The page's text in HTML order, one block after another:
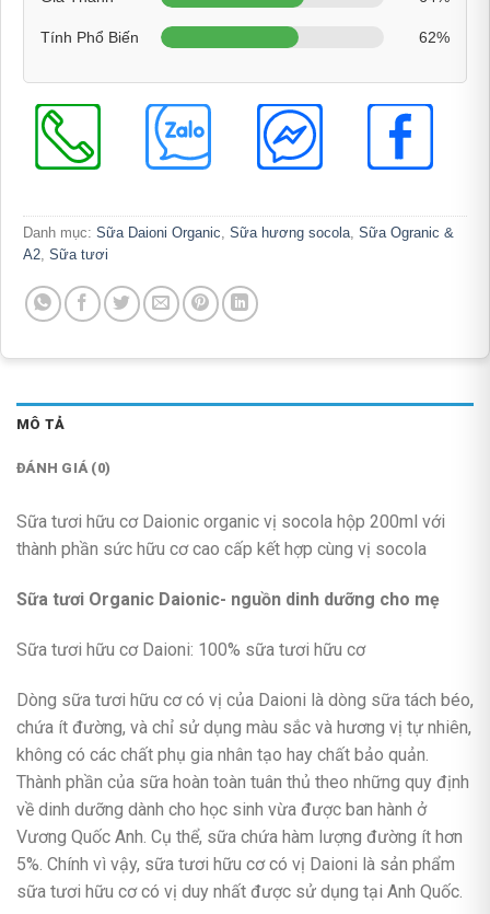
Tính Phổ Biến 62%
Danh mục: Sữa Daioni Organic, Sữa hương socola, Sữa Ogranic &
A2, Sữa tươi
MÔ TẢ
ĐÁNH GIÁ (0)
Sữa tươi hữu cơ Daionic organic vị socola hộp 200ml với
thành phần sức hữu cơ cao cấp kết hợp cùng vị socola
Sữa tươi Organic Daionic- nguồn dinh dưỡng cho mẹ
Sữa tươi hữu cơ Daioni: 100% sữa tươi hữu cơ
Dòng sữa tươi hữu cơ có vị của Daioni là dòng sữa tách béo,
chứa ít đường, và chỉ sử dụng màu sắc và hương vị tự nhiên,
không có các chất phụ gia nhân tạo hay chất bảo quản.
Thành phần của sữa hoàn toàn tuân thủ theo những quy định
về dinh dưỡng dành cho học sinh vừa được ban hành ở
Vương Quốc Anh. Cụ thể, sữa chứa hàm lượng đường ít hơn
5%. Chính vì vậy, sữa tươi hữu cơ có vị Daioni là sản phẩm
sữa tươi hữu cơ có vị duy nhất được sử dụng tại Anh Quốc.